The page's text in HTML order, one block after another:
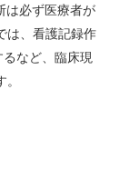
必ず医療者が
は、看護記録作
など、臨床現